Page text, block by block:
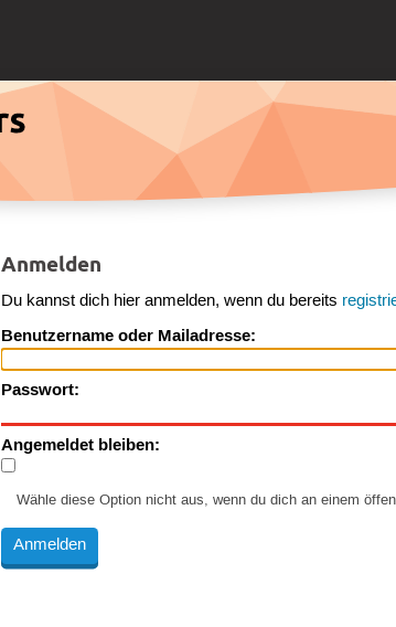
Anmelden
Du kannst dich hier anmelden, wenn du bereits
Benutzername oder Mailadresse:
Passwort:
Angemeldet bleiben:
Wähle diese Option nicht aus, wenn du dich an einem